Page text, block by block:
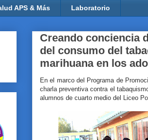
APS & Más Laboratorio
Creando conciencia
del consumo del
marihuana en los
En el marco del Programa de
charla preventiva contra el
alumnos de cuarto medio del Liceo